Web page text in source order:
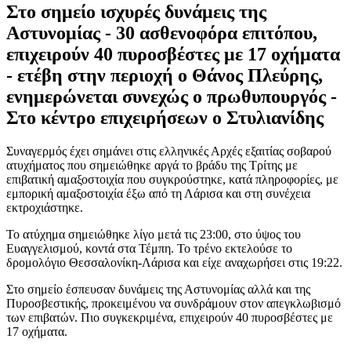
Στο σημείο ισχυρές δυνάμεις της
Αστυνομίας - 30 ασθενοφόρα επιτόπου,
επιχειρούν 40 πυροσβέστες με 17 οχήματα
- ετέβη στην περιοχή ο Θάνος Πλεύρης,
ενημερώνεται συνεχώς ο πρωθυπουργός -
Στο κέντρο επιχειρήσεων ο Στυλιανίδης
Συναγερμός έχει σημάνει στις ελληνικές Αρχές εξαιτίας σοβαρού
ατυχήματος που σημειώθηκε αργά το βράδυ της Τρίτης με
επιβατική αμαξοστοιχία που συγκρούστηκε, κατά πληροφορίες, με
εμπορική αμαξοστοιχία έξω από τη Λάρισα και στη συνέχεια
εκτροχιάστηκε.
Το ατύχημα σημειώθηκε λίγο μετά τις 23:00, στο ύψος του
Ευαγγελισμού, κοντά στα Τέμπη. Το τρένο εκτελούσε το
δρομολόγιο Θεσσαλονίκη-Λάρισα και είχε αναχωρήσει στις 19:22.
Στο σημείο έσπευσαν δυνάμεις της Αστυνομίας αλλά και της
Πυροσβεστικής, προκειμένου να συνδράμουν στον απεγκλωβισμό
των επιβατών. Πιο συγκεκριμένα, επιχειρούν 40 πυροσβέστες με
17 οχήματα.